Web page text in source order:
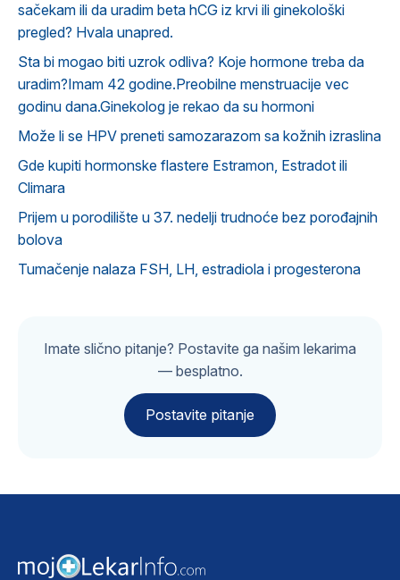
sačekam ili da uradim beta hCG iz krvi ili ginekološki
pregled? Hvala unapred.
Sta bi mogao biti uzrok odliva? Koje hormone treba da
uradim?Imam 42 godine.Preobilne menstruacije vec
godinu dana.Ginekolog je rekao da su hormoni
Može li se HPV preneti samozarazom sa kožnih izraslina
Gde kupiti hormonske flastere Estramon, Estradot ili
Climara
Prijem u porodilište u 37. nedelji trudnoće bez porođajnih
bolova
Tumačenje nalaza FSH, LH, estradiola i progesterona
Imate slično pitanje? Postavite ga našim lekarima
— besplatno.
Postavite pitanje